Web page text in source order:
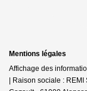
Mentions légales
Affichage des
| Raison sociale : REMI